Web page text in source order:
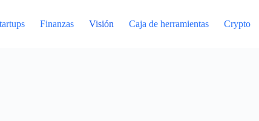
Finanzas Visión Caja de herramientas Crypto